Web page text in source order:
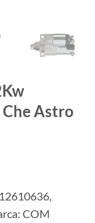
Astro
COM